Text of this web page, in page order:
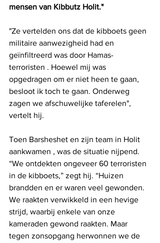
mensen van Kibbutz Holit."
"Ze vertelden ons dat de kibboets geen
militaire aanwezigheid had en
geïnfiltreerd was door Hamas-
terroristen . Hoewel mij was
opgedragen om er niet heen te gaan,
besloot ik toch te gaan. Onderweg
zagen we afschuwelijke taferelen",
vertelt hij.
Toen Barsheshet en zijn team in Holit
aankwamen , was de situatie nijpend.
“We ontdekten ongeveer 60 terroristen
in de kibboets,” zegt hij. “Huizen
brandden en er waren veel gewonden.
We raakten verwikkeld in een hevige
strijd, waarbij enkele van onze
kameraden gewond raakten. Maar
tegen zonsopgang herwonnen we de